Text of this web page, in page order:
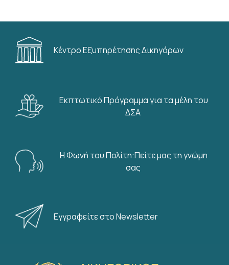
Κέντρο Εξυπηρέτησης Δικηγόρων
Εκπτωτικό Πρόγραμμα για τα μέλη του
ΔΣΑ
Η Φωνή του Πολίτη:Πείτε μας τη γνώμη
σας
Εγγραφείτε στο Newsletter